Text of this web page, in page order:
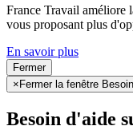
France Travail améliore
vous proposant plus
En savoir plus
Fermer
× Fermer la fenêtre
Besoin d'aide